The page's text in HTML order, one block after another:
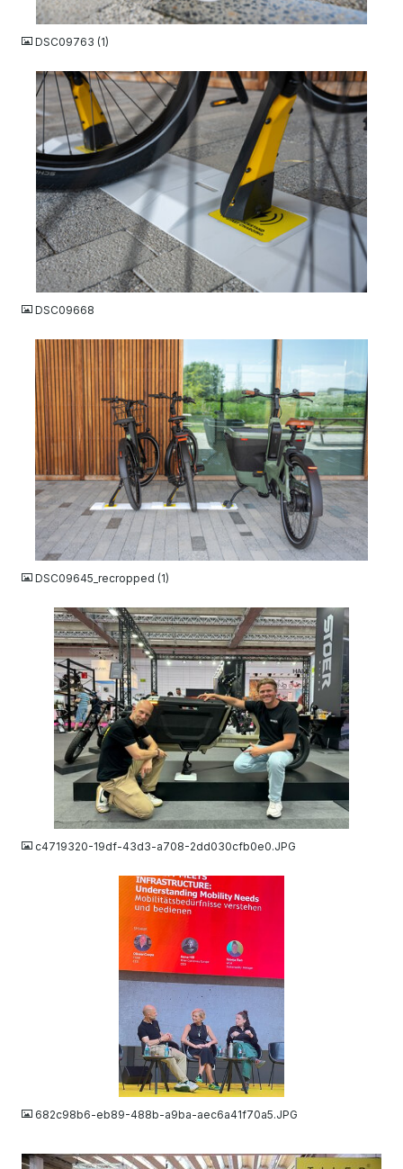
JPG
DSC09763 (1)
JPG
DSC09668
JPG
DSC09645_recropped (1)
c4719320-19df-43d3-a708-2dd030cfb0e0.JPG
682c98b6-eb89-488b-a9ba-aec6a41f70a5.JPG